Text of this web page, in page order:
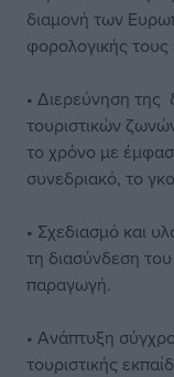
διαμονή των
φορολογικής
• Διερεύνηση της
τουριστικών
το χρόνο με
συνεδριακό, το
• Σχεδιασμό και
τη διασύνδεση
παραγωγή.
• Ανάπτυξη
τουριστικής